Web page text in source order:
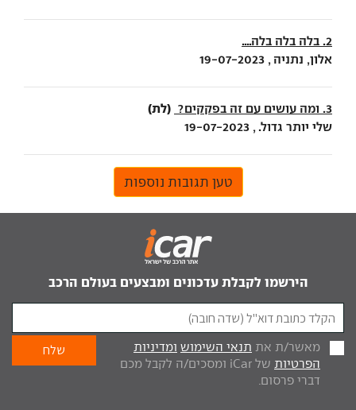
2. בלה בלה בלה....
אלון, נתניה , 19-07-2023
3. ומה עושים עם זה בפקקים? (לת)
שלי יותר גדול. , 19-07-2023
טען תגובות נוספות
הירשמו לקבלת עדכונים ומבצעים בעולם הרכב
מאשר/ת את תנאי השימוש ומדיניות
הפרטיות
של iCar ומסכים/ה לקבל מכם
דברי פרסום.